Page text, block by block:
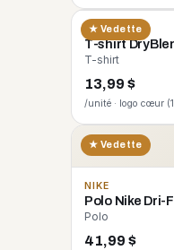
★ Vedette
GILDAN
T-shirt
T-shirt
13,99 $
/unité · logo cœur
★ Vedette
NIKE
Polo Nike Dri-
Polo
41,99 $